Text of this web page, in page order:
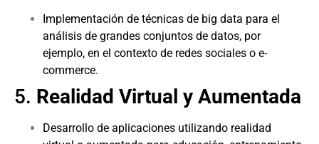
Implementación de técnicas de big data para el
análisis de grandes conjuntos de datos, por
ejemplo, en el contexto de redes sociales o e-
commerce.
5. Realidad Virtual y Aumentada
Desarrollo de aplicaciones utilizando realidad